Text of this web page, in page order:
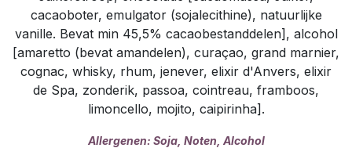
cacaoboter, emulgator (sojalecithine), natuurlijke
vanille. Bevat min 45,5% cacaobestanddelen], alcohol
[amaretto (bevat amandelen), curaçao, grand marnier,
cognac, whisky, rhum, jenever, elixir d'Anvers, elixir
de Spa, zonderik, passoa, cointreau, framboos,
limoncello, mojito, caipirinha].
Allergenen: Soja, Noten, Alcohol